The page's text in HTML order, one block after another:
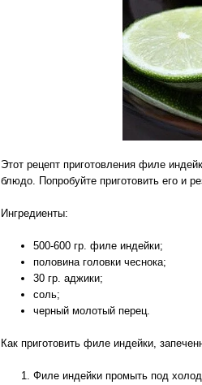
Этот рецепт приготовления филе
блюдо. Попробуйте приготовить его и
Ингредиенты:
500-600 гр. филе индейки;
половина головки чеснока;
30 гр. аджики;
соль;
черный молотый перец.
Как приготовить филе индейки,
Филе индейки промыть под